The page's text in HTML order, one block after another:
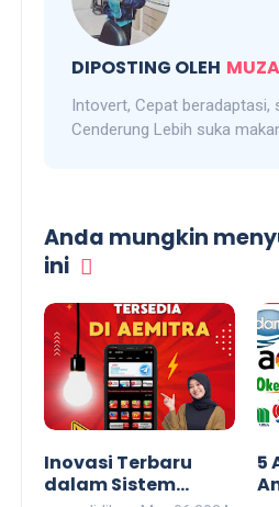
DIPOSTING OLEH
Intovert, Cepat beradaptasi,
Cenderung Lebih suka
Anda mungkin
ini
Inovasi Terbaru
dalam Sistem
5